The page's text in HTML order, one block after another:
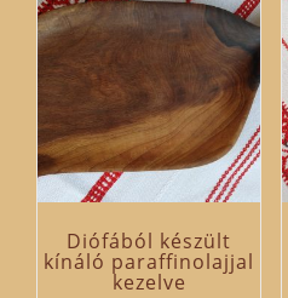
Diófából készült
kínáló paraffinolajjal
kezelve